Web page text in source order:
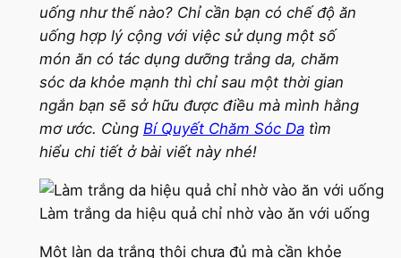
uống như thế nào? Chỉ cần bạn có chế độ ăn
uống hợp lý cộng với việc sử dụng một số
món ăn có tác dụng dưỡng trắng da, chăm
sóc da khỏe mạnh thì chỉ sau một thời gian
ngắn bạn sẽ sở hữu được điều mà mình hằng
mơ ước. Cùng Bí Quyết Chăm Sóc Datìm
hiểu chi tiết ở bài viết này nhé!
Làm trắng da hiệu quả chỉ nhờ vào ăn với uống
Một làn da trắng thôi chưa đủ mà cần khỏe